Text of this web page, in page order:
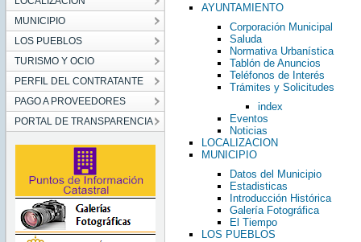
MUNICIPIO
LOS PUEBLOS
TURISMO Y OCIO
PERFIL DEL CONTRATANTE
PAGO A PROVEEDORES
PORTAL DE TRANSPARENCIA
AYUNTAMIENTO
Corporación Municipal
Saluda
Normativa Urbanística
Tablón de Anuncios
Teléfonos de Interés
Trámites y Solicitudes
index
Eventos
Noticias
LOCALIZACION
MUNICIPIO
Datos del Municipio
Estadisticas
Introducción Histórica
Galería Fotográfica
El Tiempo
LOS PUEBLOS